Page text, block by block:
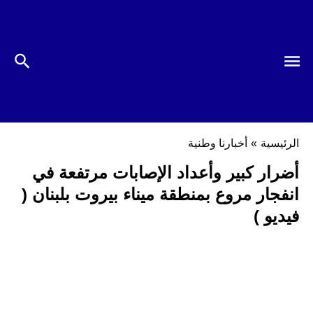
الرئيسية » أخبارنا وطنية
أضرار كبير وأعداد الإصابات مرتفعة في
انفجار مروع بمنطقة ميناء بيروت بلبنان (
فيديو )